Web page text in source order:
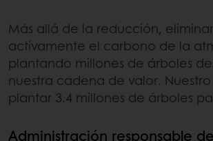
Más allá de la reducción,
activamente el carbono de la
plantando millones de árboles
nuestra cadena de valor.
plantar 3.4 millones de árboles
Administración responsable